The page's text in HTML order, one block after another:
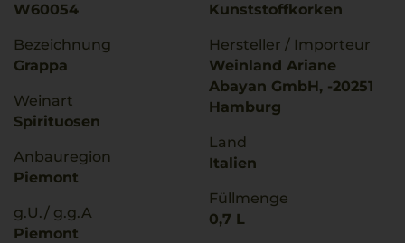
W60054
Bezeichnung
Grappa
Weinart
Spirituosen
Anbauregion
Piemont
g.U./ g.g.A
Piemont
Kunststoffkorken
Hersteller / Importeur
Weinland Ariane
Abayan GmbH, -20251
Hamburg
Land
Italien
Füllmenge
0,7 L